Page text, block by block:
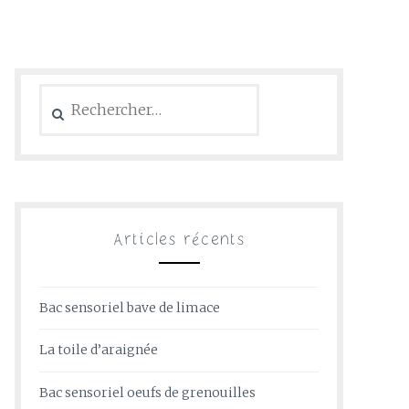
Articles récents
Bac sensoriel bave de limace
La toile d’araignée
Bac sensoriel oeufs de grenouilles